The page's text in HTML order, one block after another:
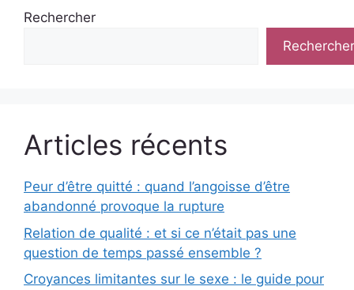
Rechercher
Rechercher
Articles récents
Peur d’être quitté : quand l’angoisse d’être
abandonné provoque la rupture
Relation de qualité : et si ce n’était pas une
question de temps passé ensemble ?
Croyances limitantes sur le sexe : le guide pour